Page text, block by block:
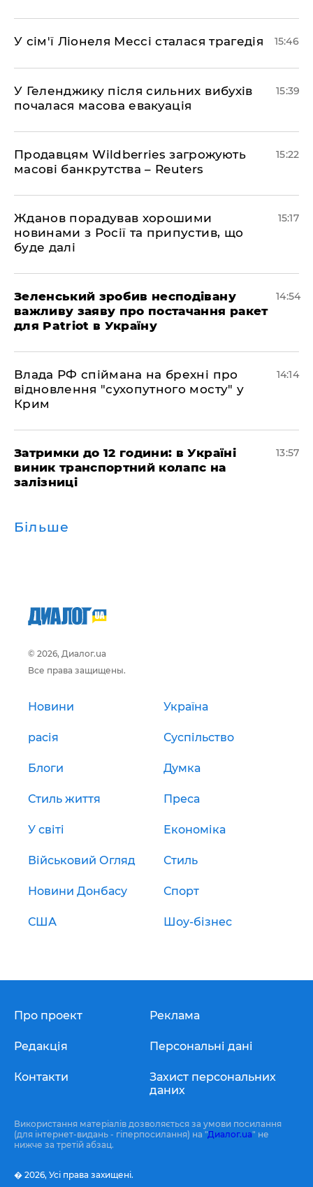
У сім'ї Ліонеля Мессі сталася трагедія 15:46
У Геленджику після сильних вибухів
почалася масова евакуація
15:39
Продавцям Wildberries загрожують
масові банкрутства – Reuters
15:22
Жданов порадував хорошими
новинами з Росії та припустив, що
буде далі
15:17
Зеленський зробив несподівану
важливу заяву про постачання ракет
для Patriot в Україну
14:54
Влада РФ спіймана на брехні про
відновлення "сухопутного мосту" у
Крим
14:14
Затримки до 12 години: в Україні
виник транспортний колапс на
залізниці
13:57
Більше
© 2026, Диалог.ua
Все права защищены.
Новини Україна
расія Суспільство
Блоги Думка
Стиль життя Преса
У світі Економіка
Військовий Огляд Стиль
Новини Донбасу Спорт
США Шоу-бізнес
Про проект
Редакція
Контакти
Реклама
Персональні дані
Захист персональних
даних
Використання матеріалів дозволяється за умови посилання
(для інтернет-видань - гіперпосилання) на "Диалог.ua" не
нижче за третій абзац.
� 2026, Усі права захищені.